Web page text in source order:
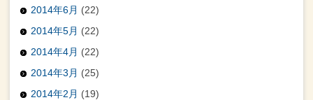
2014年6月 (22)
2014年5月 (22)
2014年4月 (22)
2014年3月 (25)
2014年2月 (19)